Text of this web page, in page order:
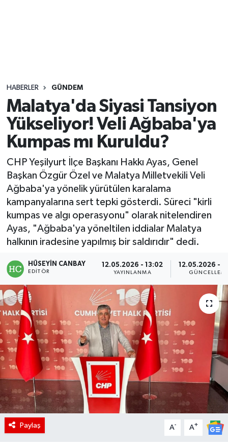
HABERLER GÜNDEM
Malatya'da Siyasi Tansiyon
Yükseliyor! Veli Ağbaba'ya
Kumpas mı Kuruldu?
CHP Yeşilyurt İlçe Başkanı Hakkı Ayas, Genel
Başkan Özgür Özel ve Malatya Milletvekili Veli
Ağbaba'ya yönelik yürütülen karalama
kampanyalarına sert tepki gösterdi. Süreci "kirli
kumpas ve algı operasyonu" olarak nitelendiren
Ayas, "Ağbaba'ya yöneltilen iddialar Malatya
halkının iradesine yapılmış bir saldırıdır" dedi.
HÜSEYIN CANBAY
EDITÖR
12.05.2026 - 13:02
YAYINLANMA
12.05.2026 -
Paylaş A- A+
Yaşam